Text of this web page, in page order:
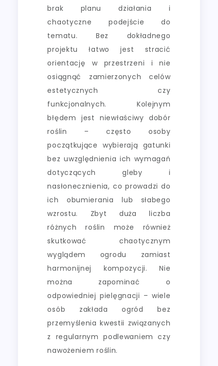
brak planu działania i
chaotyczne podejście do
tematu. Bez dokładnego
projektu łatwo jest stracić
orientację w przestrzeni i nie
osiągnąć zamierzonych celów
estetycznych czy
funkcjonalnych. Kolejnym
błędem jest niewłaściwy dobór
roślin – często osoby
początkujące wybierają gatunki
bez uwzględnienia ich wymagań
dotyczących gleby i
nasłonecznienia, co prowadzi do
ich obumierania lub słabego
wzrostu. Zbyt duża liczba
różnych roślin może również
skutkować chaotycznym
wyglądem ogrodu zamiast
harmonijnej kompozycji. Nie
można zapominać o
odpowiedniej pielęgnacji – wiele
osób zakłada ogród bez
przemyślenia kwestii związanych
z regularnym podlewaniem czy
nawożeniem roślin.